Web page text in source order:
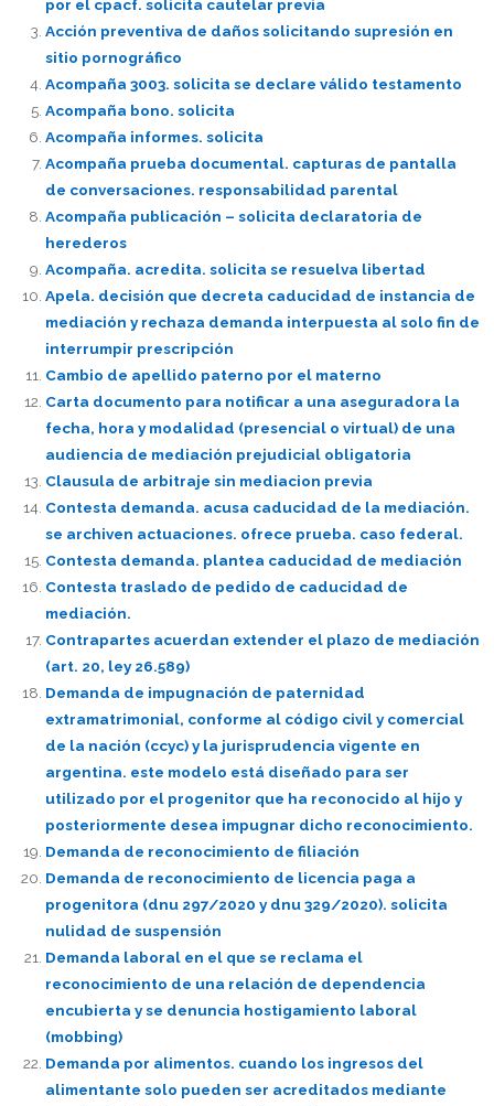
por el cpacf. solicita cautelar previa
Acción preventiva de daños solicitando supresión en
sitio pornográfico
Acompaña 3003. solicita se declare válido testamento
Acompaña bono. solicita
Acompaña informes. solicita
Acompaña prueba documental. capturas de pantalla
de conversaciones. responsabilidad parental
Acompaña publicación – solicita declaratoria de
herederos
Acompaña. acredita. solicita se resuelva libertad
Apela. decisión que decreta caducidad de instancia de
mediación y rechaza demanda interpuesta al solo fin de
interrumpir prescripción
Cambio de apellido paterno por el materno
Carta documento para notificar a una aseguradora la
fecha, hora y modalidad (presencial o virtual) de una
audiencia de mediación prejudicial obligatoria
Clausula de arbitraje sin mediacion previa
Contesta demanda. acusa caducidad de la mediación.
se archiven actuaciones. ofrece prueba. caso federal.
Contesta demanda. plantea caducidad de mediación
Contesta traslado de pedido de caducidad de
mediación.
Contrapartes acuerdan extender el plazo de mediación
(art. 20, ley 26.589)
Demanda de impugnación de paternidad
extramatrimonial, conforme al código civil y comercial
de la nación (ccyc) y la jurisprudencia vigente en
argentina. este modelo está diseñado para ser
utilizado por el progenitor que ha reconocido al hijo y
posteriormente desea impugnar dicho reconocimiento.
Demanda de reconocimiento de filiación
Demanda de reconocimiento de licencia paga a
progenitora (dnu 297/2020 y dnu 329/2020). solicita
nulidad de suspensión
Demanda laboral en el que se reclama el
reconocimiento de una relación de dependencia
encubierta y se denuncia hostigamiento laboral
(mobbing)
Demanda por alimentos. cuando los ingresos del
alimentante solo pueden ser acreditados mediante